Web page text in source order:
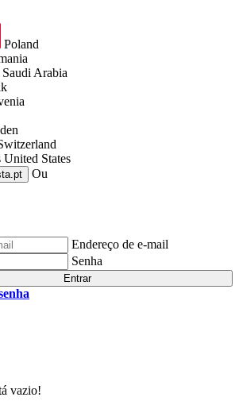
Poland
Saudi Arabia
United States
Ou
Endereço de e-mail
Senha
Entrar
vazio!